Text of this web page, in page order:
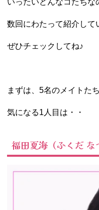
いったいどんなコたちな
数回にわたって紹介して
ぜひチェックしてね♪
まずは、5名のメイトた
気になる1人目は・・
福田夏海（ふくだ